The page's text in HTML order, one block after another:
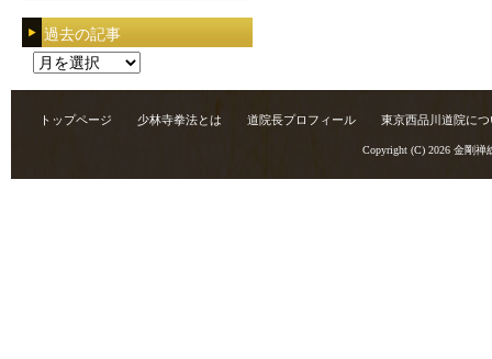
過去の記事
トップページ 少林寺拳法とは 道院長プロフィール 東京西品川道院につ
Copyright (C) 2026 金剛禅